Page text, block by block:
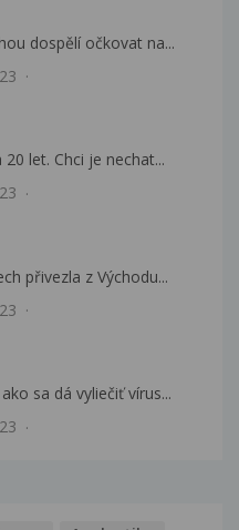
dospělí očkovat na...
let. Chci je nechat...
přivezla z Východu...
sa dá vyliečiť vírus...